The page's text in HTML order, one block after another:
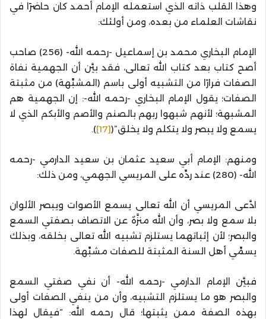
وهذا القلب ذاته الذي استعمله الإمام أحمد كان حاضرًا في
نقاشات العلماء من بعده، ومن أولئك:
الإمام البخاري محمد بن إسماعيل -رحمه الله- (256) صاحب
أصح كتاب بعد كتاب الله تعالى، فقد بيَّن أن الجهمية نفاة
الصفات فرارًا من التشبيه أولى باسم (المشبِّهة) من مثبتة
الصفات؛ يقول الإمام البخاري -رحمه الله-: إن الجهمية هم
المشبهة؛ لأنهم شبهوا ربهم بالصنم والأصم والأبكم الذي لا
يسمع ولا يبصر ولا يتكلم ولا يخلق”([17]
).
ومنهم: الإمام أبي سعيد عثمان بن سعيد الدارمي -رحمه
الله- (280) عند ردِّه على المريسي الجهمي، ومن ذلك:
ادَّعى المريسي أن الله تعالى يسمع الأصوات ويبصر الألوان
بلا سمع ولا بصر، وأن الله منزَّهٌ عن الاتصاف بصفتي السمع
والبصر؛ لأن إثباتهما يستلزم تشبيه الله تعالى بخلقه، وبذلك
يسمِّي أهل السنة المثبتة للصفات مشبِّهة.
فبيَّن الإمام الدارمي -رحمه الله- أن نفي صفتي السمع
والبصر هو ما يستلزم التشبيه، وأن من ينفي الصفات أولى
بهذه الصفة ممن يثبتها؛ قال رحمه الله: “فيقال لهذا